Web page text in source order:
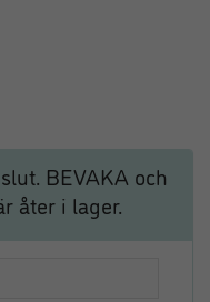
BEVAKA och
åter i lager.